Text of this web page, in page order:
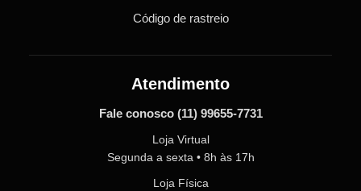
Código de rastreio
Atendimento
Fale conosco (11) 99655-7731
Loja Virtual
Segunda a sexta • 8h às 17h
Loja Física